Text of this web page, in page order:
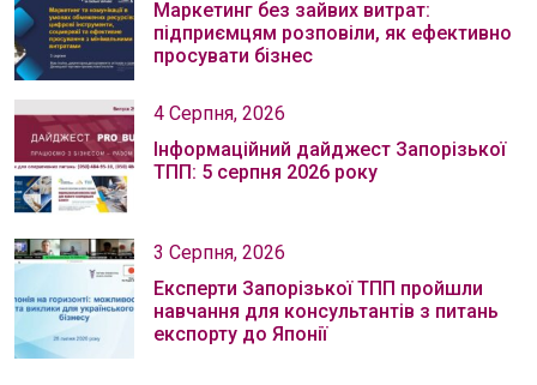
Маркетинг без зайвих витрат:
підприємцям розповіли, як ефективно
просувати бізнес
4 Серпня, 2026
Інформаційний дайджест Запорізької
ТПП: 5 серпня 2026 року
3 Серпня, 2026
Експерти Запорізької ТПП пройшли
навчання для консультантів з питань
експорту до Японії